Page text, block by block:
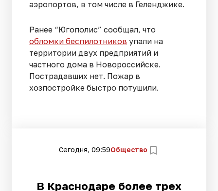
аэропортов, в том числе в Геленджике.
Ранее “Югополис” сообщал, что
обломки беспилотников упали на
территории двух предприятий и
частного дома в Новороссийске.
Пострадавших нет. Пожар в
хозпостройке быстро потушили.
Сегодня, 09:59Общество
В Краснодаре более трех